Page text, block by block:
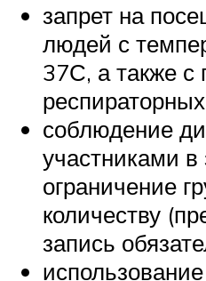
запрет на
людей с
37С, а также с
соблюдение
участниками в
ограничение
количеству
запись